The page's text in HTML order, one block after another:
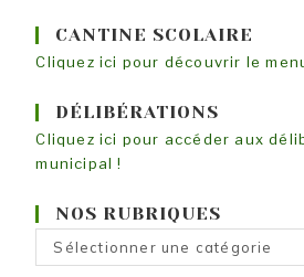
CANTINE SCOLAIRE
Cliquez ici pour découvrir le
DÉLIBÉRATIONS
Cliquez ici pour accéder aux
municipal !
NOS RUBRIQUES
Nos
rubriques
Sélectionner une catégorie